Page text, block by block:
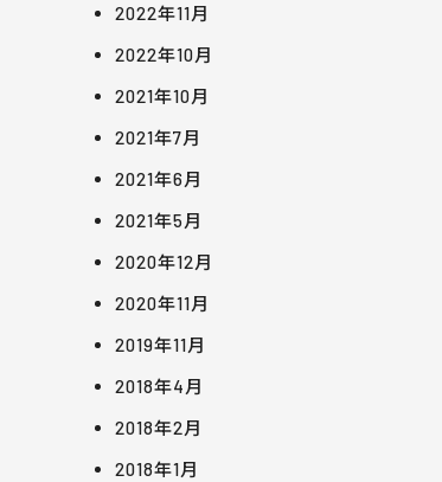
2022年11月
2022年10月
2021年10月
2021年7月
2021年6月
2021年5月
2020年12月
2020年11月
2019年11月
2018年4月
2018年2月
2018年1月